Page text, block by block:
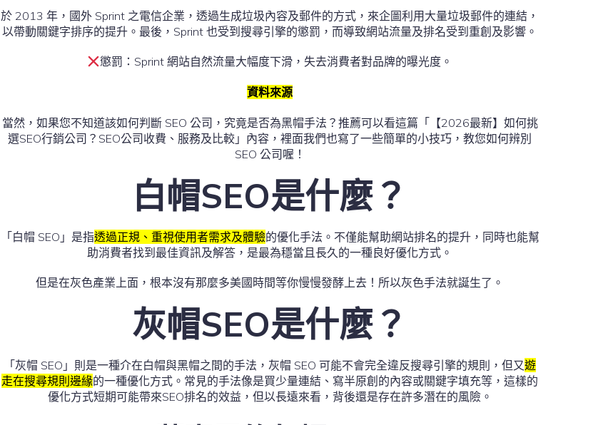
於 2013 年，國外 Sprint 之電信企業，透過生成垃圾內容及郵件的方式，來企圖利用大量垃圾郵件的連結，
以帶動關鍵字排序的提升。最後，Sprint 也受到搜尋引擎的懲罰，而導致網站流量及排名受到重創及影響。
懲罰：Sprint 網站自然流量大幅度下滑，失去消費者對品牌的曝光度。
資料來源
當然，如果您不知道該如何判斷 SEO 公司，究竟是否為黑帽手法？推薦可以看這篇「【2026最新】如何挑
選SEO行銷公司？SEO公司收費、服務及比較」內容，裡面我們也寫了一些簡單的小技巧，教您如何辨別
SEO 公司喔！
白帽SEO是什麼？
「白帽 SEO」是指透過正規、重視使用者需求及體驗的優化手法。不僅能幫助網站排名的提升，同時也能幫
助消費者找到最佳資訊及解答，是最為穩當且長久的一種良好優化方式。
但是在灰色產業上面，根本沒有那麼多美國時間等你慢慢發酵上去！所以灰色手法就誕生了。
灰帽SEO是什麼？
「灰帽 SEO」則是一種介在白帽與黑帽之間的手法，灰帽 SEO 可能不會完全違反搜尋引擎的規則，但又遊
走在搜尋規則邊緣的一種優化方式。常見的手法像是買少量連結、寫半原創的內容或關鍵字填充等，這樣的
優化方式短期可能帶來SEO排名的效益，但以長遠來看，背後還是存在許多潛在的風險。